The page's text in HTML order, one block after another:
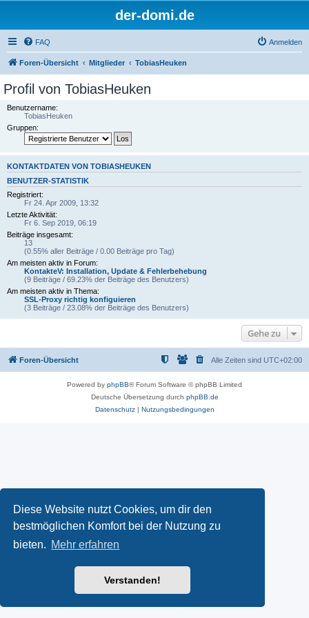
Diese Website nutzt Cookies, um dir den
bestmöglichen Komfort bei der Nutzung zu
bieten. Mehr erfahren
Verstanden!
der-domi.de
FAQ Anmelden
Foren-Übersicht Mitglieder TobiasHeuken
Profil von TobiasHeuken
Benutzername:
TobiasHeuken
Gruppen:
KONTAKTDATEN VON TOBIASHEUKEN
BENUTZER-STATISTIK
Registriert:
Fr 24. Apr 2009, 13:32
Letzte Aktivität:
Fr 6. Sep 2019, 06:19
Beiträge insgesamt:
13
(0.55% aller Beiträge / 0.00 Beiträge pro Tag)
Am meisten aktiv in Forum:
KontakteV: Installation, Update & Fehlerbehebung
(9 Beiträge / 69.23% der Beiträge des Benutzers)
Am meisten aktiv in Thema:
SSL-Proxy richtig konfiguieren
(3 Beiträge / 23.08% der Beiträge des Benutzers)
Gehe zu
Foren-Übersicht Alle Zeiten sind UTC+02:00
Powered by phpBB® Forum Software © phpBB Limited
Deutsche Übersetzung durch phpBB.de
Datenschutz| Nutzungsbedingungen